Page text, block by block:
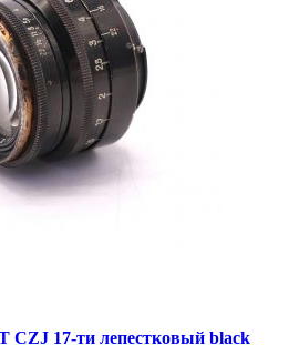
CZJ 17-ти лепестковый black